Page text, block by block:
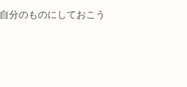
自分のものにしておこう